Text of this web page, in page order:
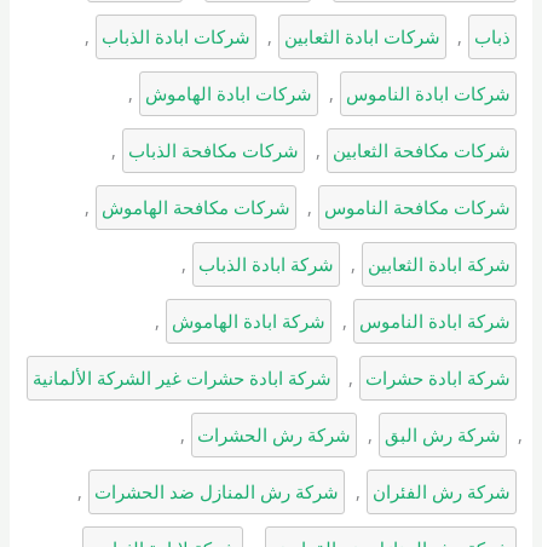
ذباب , شركات ابادة الثعابين , شركات ابادة الذباب ,
شركات ابادة الناموس , شركات ابادة الهاموش ,
شركات مكافحة الثعابين , شركات مكافحة الذباب ,
شركات مكافحة الناموس , شركات مكافحة الهاموش ,
شركة ابادة الثعابين , شركة ابادة الذباب ,
شركة ابادة الناموس , شركة ابادة الهاموش ,
شركة ابادة حشرات , شركة ابادة حشرات غير الشركة الألمانية
, شركة رش البق , شركة رش الحشرات ,
شركة رش الفئران , شركة رش المنازل ضد الحشرات ,